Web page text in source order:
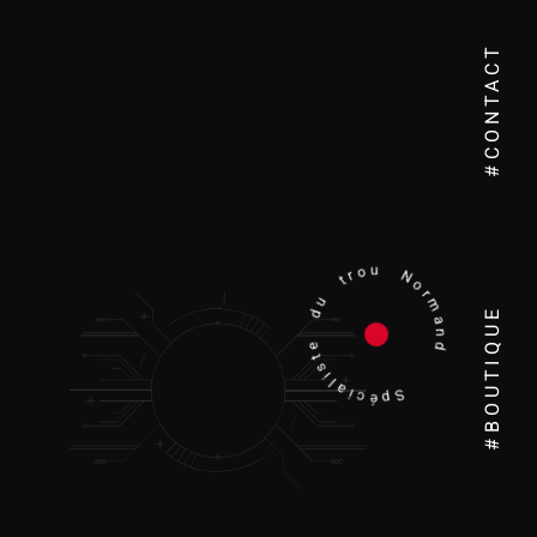
Spécialiste du trou Normand #BOUTIQUE
#CONTACT